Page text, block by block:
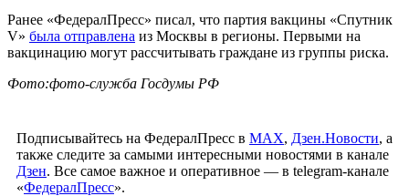
Ранее «ФедералПресс» писал, что партия вакцины «Спутник
V» была отправлена из Москвы в регионы. Первыми на
вакцинацию могут рассчитывать граждане из группы риска.
Фото:фото-служба Госдумы РФ
Подписывайтесь на ФедералПресс в МАХ, Дзен.Новости, а
также следите за самыми интересными новостями в канале
Дзен. Все самое важное и оперативное — в telegram-канале
«ФедералПресс».